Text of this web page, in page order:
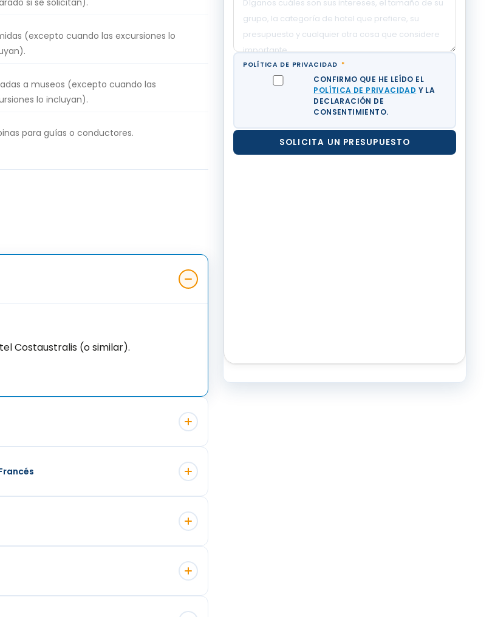
si se solicitan).
(excepto cuando las excursiones lo
a museos (excepto cuando las
lo incluyan).
para guías o conductores.
Costaustralis (o similar).
POLÍTICA DE PRIVACIDAD *
CONFIRMO QUE HE LEÍDO EL
POLÍTICA DE PRIVACIDAD Y LA
DECLARACIÓN DE
CONSENTIMIENTO.
SOLICITA UN PRESUPUESTO